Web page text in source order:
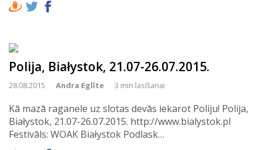
Polija, Białystok, 21.07-26.07.2015.
28.08.2015 Andra Eglīte 3 min lasīšanai
Kā mazā raganele uz slotas devās iekarot Poliju! Polija,
Białystok, 21.07-26.07.2015. http://www.bialystok.pl
Festivāls: WOAK Białystok Podlask…